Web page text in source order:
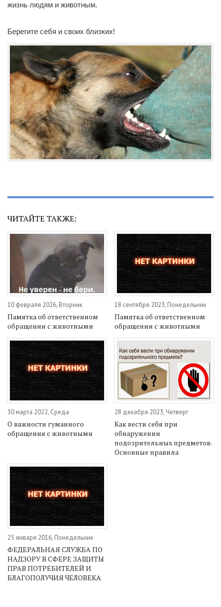
жизнь людям и животным.
Берегите себя и своих близких!
ЧИТАЙТЕ ТАКЖЕ:
10 февраля 2026, Вторник
Памятка об ответственном
обращении с животными
18 сентября 2023, Понедельник
Памятка об ответственном
обращении с животными
30 марта 2022, Среда
О важности гуманного
обращения с животными
28 декабря 2023, Четверг
Как вести себя при
обнаружении
подозрительных предметов.
Основные правила
25 января 2016, Понедельник
ФЕДЕРАЛЬНАЯ СЛУЖБА ПО
НАДЗОРУ В СФЕРЕ ЗАЩИТЫ
ПРАВ ПОТРЕБИТЕЛЕЙ И
БЛАГОПОЛУЧИЯ ЧЕЛОВЕКА